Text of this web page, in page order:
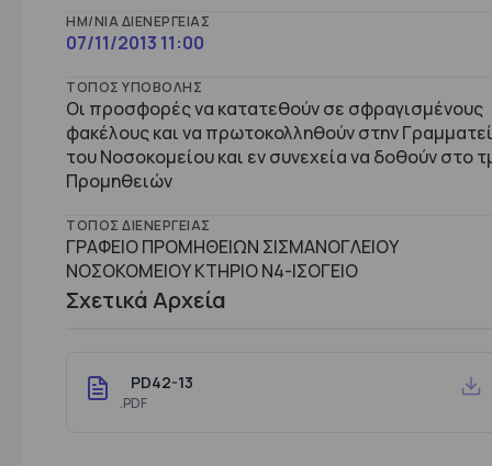
ΗΜ/ΝΊΑ ΔΙΕΝΈΡΓΕΙΑΣ
07/11/2013 11:00
ΤΌΠΟΣ ΥΠΟΒΟΛΉΣ
Οι προσφορές να κατατεθούν σε σφραγισμένους
φακέλους και να πρωτοκολληθούν στην
του Νοσοκομείου και εν συνεχεία να δοθούν στο
Προμηθειών
ΤΌΠΟΣ ΔΙΕΝΈΡΓΕΙΑΣ
ΓΡΑΦΕΙΟ ΠΡΟΜΗΘΕΙΩΝ ΣΙΣΜΑΝΟΓΛΕΙΟΥ
ΝΟΣΟΚΟΜΕΙΟΥ ΚΤΗΡΙΟ Ν4-ΙΣΟΓΕΙΟ
Σχετικά Αρχεία
PD42-13
.PDF